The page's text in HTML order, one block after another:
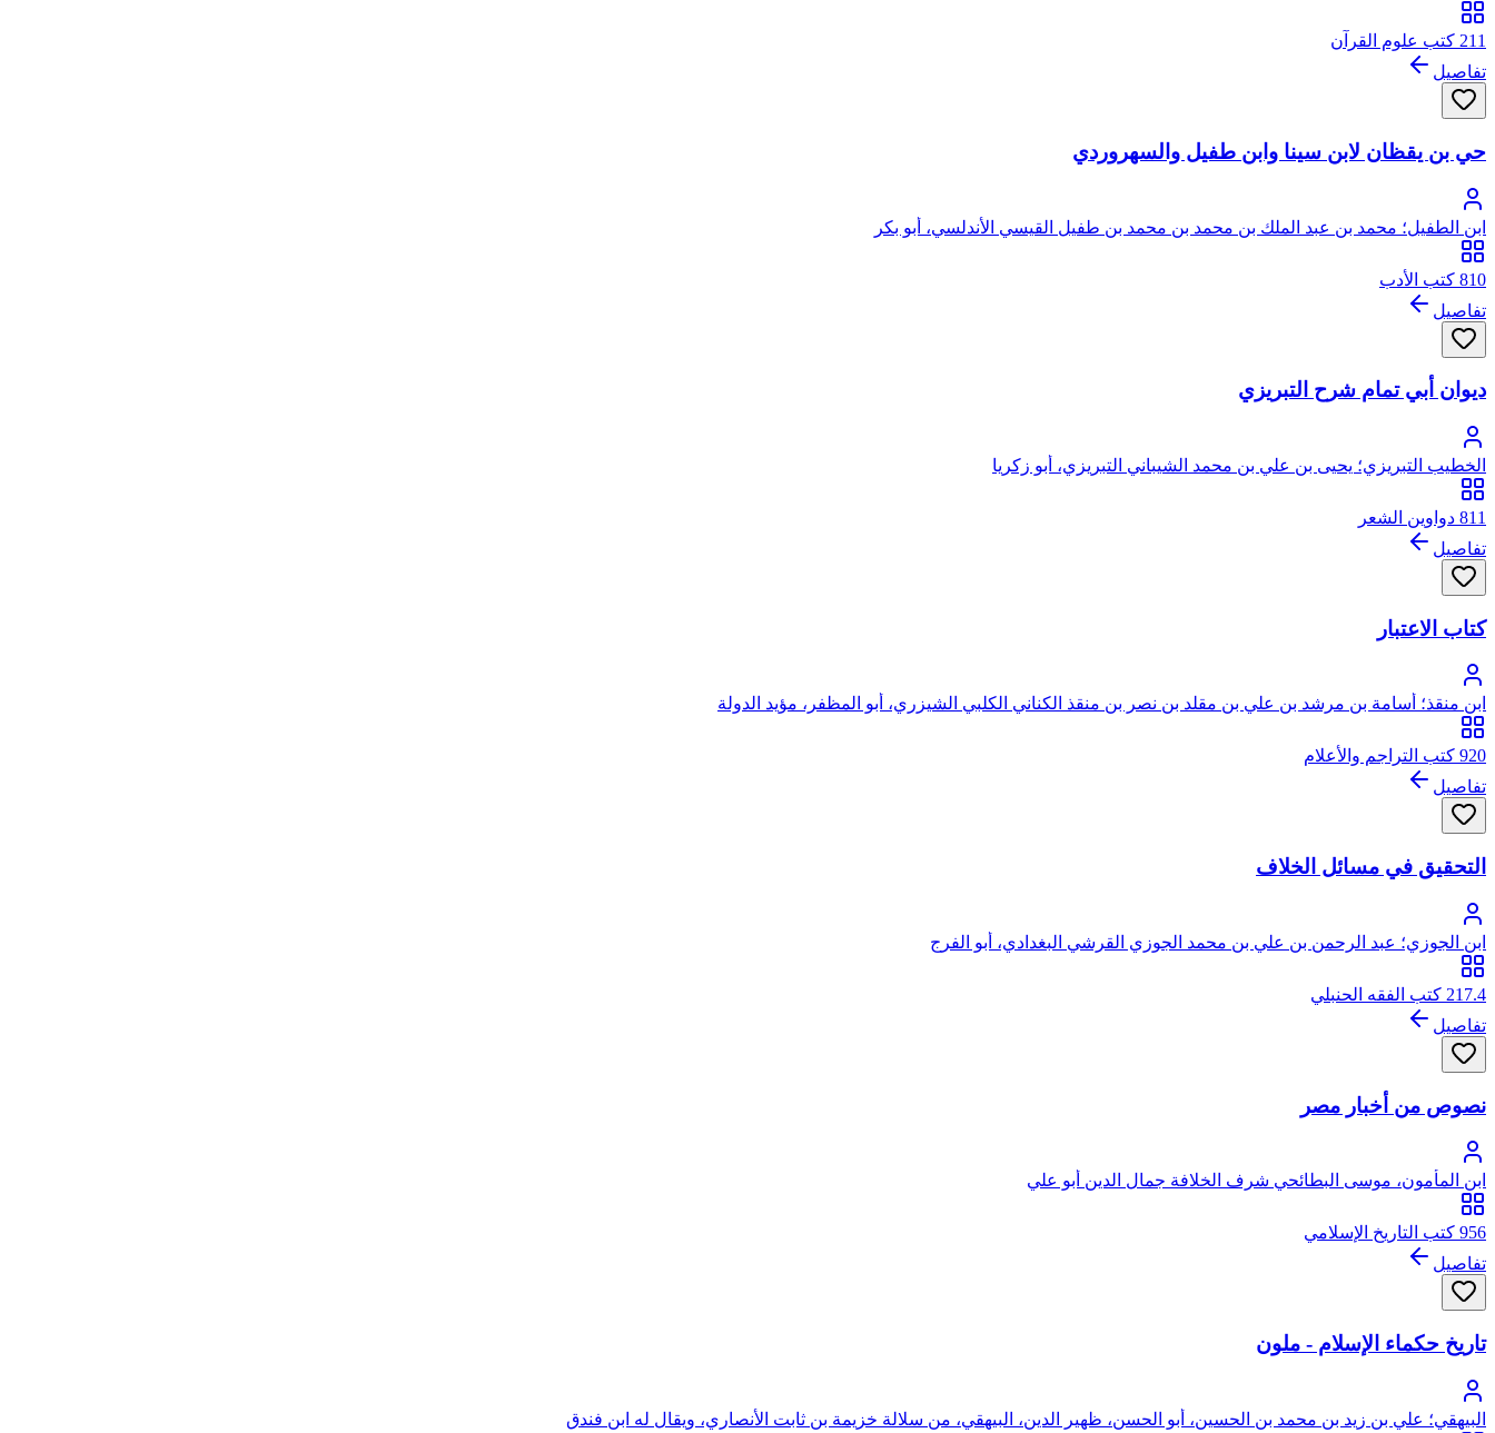
211 كتب علوم القرآن
تفاصيل
حي بن يقظان لابن سينا وابن طفيل والسهروردي
ابن الطفيل؛ محمد بن عبد الملك بن محمد بن محمد بن طفيل القيسي الأندلسي، أبو بكر
810 كتب الأدب
تفاصيل
ديوان أبي تمام شرح التبريزي
الخطيب التبريزي؛ يحيى بن علي بن محمد الشيباني التبريزي، أبو زكريا
811 دواوين الشعر
تفاصيل
كتاب الاعتبار
ابن منقذ؛ أسامة بن مرشد بن علي بن مقلد بن نصر بن منقذ الكناني الكلبي الشيزري، أبو المظفر، مؤيد الدولة
920 كتب التراجم والأعلام
تفاصيل
التحقيق في مسائل الخلاف
ابن الجوزي؛ عبد الرحمن بن علي بن محمد الجوزي القرشي البغدادي، أبو الفرج
217.4 كتب الفقه الحنبلي
تفاصيل
نصوص من أخبار مصر
ابن المأمون، موسى البطائحي شرف الخلافة جمال الدين أبو علي
956 كتب التاريخ الإسلامي
تفاصيل
تاريخ حكماء الإسلام - ملون
البيهقي؛ علي بن زيد بن محمد بن الحسين، أبو الحسن، ظهير الدين، البيهقي، من سلالة خزيمة بن ثابت الأنصاري، ويقال له ابن فندق